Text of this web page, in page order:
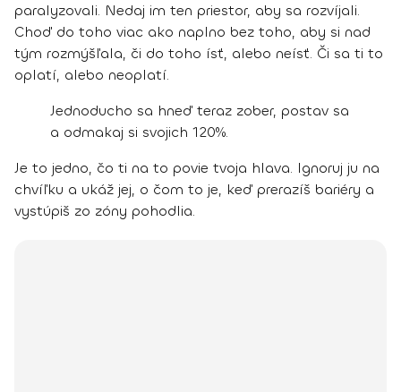
paralyzovali. Nedaj im ten priestor, aby sa rozvíjali.
Choď do toho viac ako naplno bez toho, aby si nad
tým rozmýšľala, či do toho ísť, alebo neísť. Či sa ti to
oplatí, alebo neoplatí.
Jednoducho sa hneď teraz zober, postav sa
a odmakaj si svojich 120%.
Je to jedno, čo ti na to povie tvoja hlava. Ignoruj ju na
chvíľku a ukáž jej, o čom to je, keď prerazíš bariéry a
vystúpiš zo zóny pohodlia.